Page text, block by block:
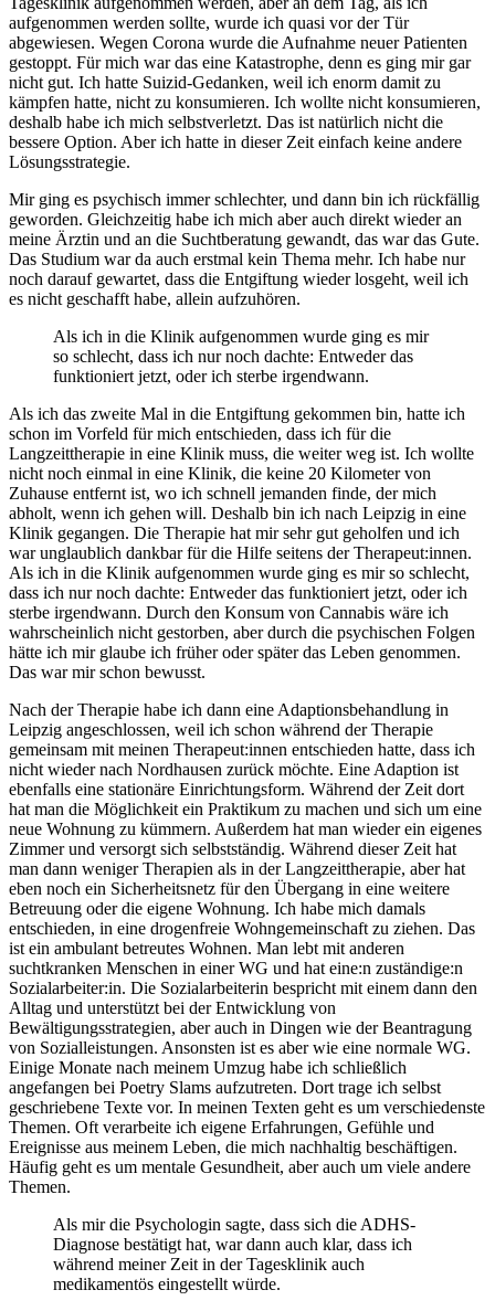
aufgenommen werden sollte, wurde ich quasi vor der Tür
abgewiesen. Wegen Corona wurde die Aufnahme neuer Patienten
gestoppt. Für mich war das eine Katastrophe, denn es ging mir gar
nicht gut. Ich hatte Suizid-Gedanken, weil ich enorm damit zu
kämpfen hatte, nicht zu konsumieren. Ich wollte nicht konsumieren,
deshalb habe ich mich selbstverletzt. Das ist natürlich nicht die
bessere Option. Aber ich hatte in dieser Zeit einfach keine andere
Lösungsstrategie.
Mir ging es psychisch immer schlechter, und dann bin ich rückfällig
geworden. Gleichzeitig habe ich mich aber auch direkt wieder an
meine Ärztin und an die Suchtberatung gewandt, das war das Gute.
Das Studium war da auch erstmal kein Thema mehr. Ich habe nur
noch darauf gewartet, dass die Entgiftung wieder losgeht, weil ich
es nicht geschafft habe, allein aufzuhören.
Als ich in die Klinik aufgenommen wurde ging es mir
so schlecht, dass ich nur noch dachte: Entweder das
funktioniert jetzt, oder ich sterbe irgendwann.
Als ich das zweite Mal in die Entgiftung gekommen bin, hatte ich
schon im Vorfeld für mich entschieden, dass ich für die
Langzeittherapie in eine Klinik muss, die weiter weg ist. Ich wollte
nicht noch einmal in eine Klinik, die keine 20 Kilometer von
Zuhause entfernt ist, wo ich schnell jemanden finde, der mich
abholt, wenn ich gehen will. Deshalb bin ich nach Leipzig in eine
Klinik gegangen. Die Therapie hat mir sehr gut geholfen und ich
war unglaublich dankbar für die Hilfe seitens der Therapeut:innen.
Als ich in die Klinik aufgenommen wurde ging es mir so schlecht,
dass ich nur noch dachte: Entweder das funktioniert jetzt, oder ich
sterbe irgendwann. Durch den Konsum von Cannabis wäre ich
wahrscheinlich nicht gestorben, aber durch die psychischen Folgen
hätte ich mir glaube ich früher oder später das Leben genommen.
Das war mir schon bewusst.
Nach der Therapie habe ich dann eine Adaptionsbehandlung in
Leipzig angeschlossen, weil ich schon während der Therapie
gemeinsam mit meinen Therapeut:innen entschieden hatte, dass ich
nicht wieder nach Nordhausen zurück möchte. Eine Adaption ist
ebenfalls eine stationäre Einrichtungsform. Während der Zeit dort
hat man die Möglichkeit ein Praktikum zu machen und sich um eine
neue Wohnung zu kümmern. Außerdem hat man wieder ein eigenes
Zimmer und versorgt sich selbstständig. Während dieser Zeit hat
man dann weniger Therapien als in der Langzeittherapie, aber hat
eben noch ein Sicherheitsnetz für den Übergang in eine weitere
Betreuung oder die eigene Wohnung. Ich habe mich damals
entschieden, in eine drogenfreie Wohngemeinschaft zu ziehen. Das
ist ein ambulant betreutes Wohnen. Man lebt mit anderen
suchtkranken Menschen in einer WG und hat eine:n zuständige:n
Sozialarbeiter:in. Die Sozialarbeiterin bespricht mit einem dann den
Alltag und unterstützt bei der Entwicklung von
Bewältigungsstrategien, aber auch in Dingen wie der Beantragung
von Sozialleistungen. Ansonsten ist es aber wie eine normale WG.
Einige Monate nach meinem Umzug habe ich schließlich
angefangen bei Poetry Slams aufzutreten. Dort trage ich selbst
geschriebene Texte vor. In meinen Texten geht es um verschiedenste
Themen. Oft verarbeite ich eigene Erfahrungen, Gefühle und
Ereignisse aus meinem Leben, die mich nachhaltig beschäftigen.
Häufig geht es um mentale Gesundheit, aber auch um viele andere
Themen.
Als mir die Psychologin sagte, dass sich die ADHS-
Diagnose bestätigt hat, war dann auch klar, dass ich
während meiner Zeit in der Tagesklinik auch
medikamentös eingestellt würde.